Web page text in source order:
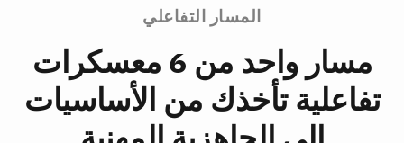
المسار التفاعلي
مسار واحد من 6 معسكرات
تفاعلية تأخذك من الأساسيات